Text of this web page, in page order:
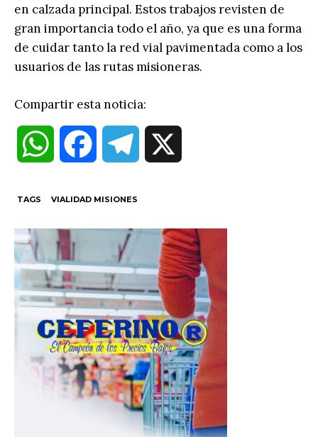
en calzada principal. Estos trabajos revisten de
gran importancia todo el año, ya que es una forma
de cuidar tanto la red vial pavimentada como a los
usuarios de las rutas misioneras.
Compartir esta noticia:
W
t
s
A
p
b
o
o
k
g
r
a
m
TAGS VIALIDAD MISIONES